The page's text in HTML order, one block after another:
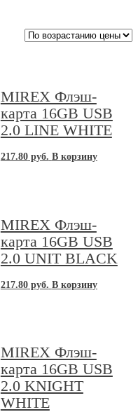
MIREX Флэш-
карта 16GB USB
2.0 LINE WHITE
217.80руб. В корзину
MIREX Флэш-
карта 16GB USB
2.0 UNIT BLACK
217.80руб. В корзину
MIREX Флэш-
карта 16GB USB
2.0 KNIGHT
WHITE